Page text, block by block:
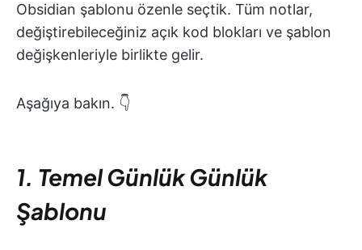
Obsidian şablonu özenle seçtik. Tüm notlar,
değiştirebileceğiniz açık kod blokları ve şablon
değişkenleriyle birlikte gelir.
Aşağıya bakın. 👇
1. Temel Günlük Günlük
Şablonu